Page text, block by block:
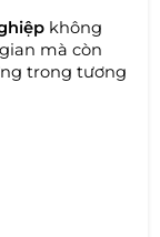
không
mà còn
trong tương